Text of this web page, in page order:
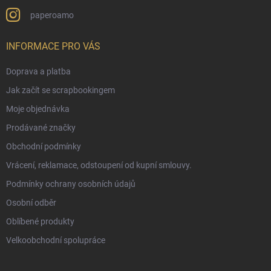
paperoamo
INFORMACE PRO VÁS
Doprava a platba
Jak začít se scrapbookingem
Moje objednávka
Prodávané značky
Obchodní podmínky
Vrácení, reklamace, odstoupení od kupní smlouvy.
Podmínky ochrany osobních údajů
Osobní odběr
Oblíbené produkty
Velkoobchodní spolupráce